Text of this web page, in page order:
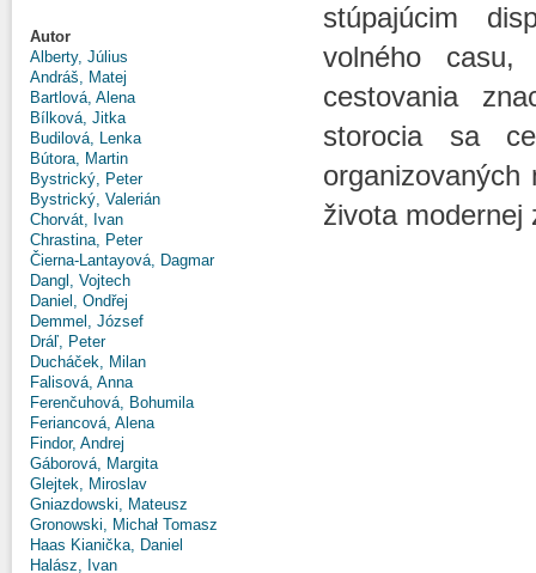
Autor
Alberty, Július
Andráš, Matej
Bartlová, Alena
Bílková, Jitka
Budilová, Lenka
Bútora, Martin
Bystrický, Peter
Bystrický, Valerián
Chorvát, Ivan
Chrastina, Peter
Čierna-Lantayová, Dagmar
Dangl, Vojtech
Daniel, Ondřej
Demmel, József
Dráľ, Peter
Ducháček, Milan
Falisová, Anna
Ferenčuhová, Bohumila
Feriancová, Alena
Findor, Andrej
Gáborová, Margita
Glejtek, Miroslav
Gniazdowski, Mateusz
Gronowski, Michał Tomasz
Haas Kianička, Daniel
Halász, Ivan
stúpajúcim
volného casu,
cestovania
storocia sa
organizovaných
života modernej